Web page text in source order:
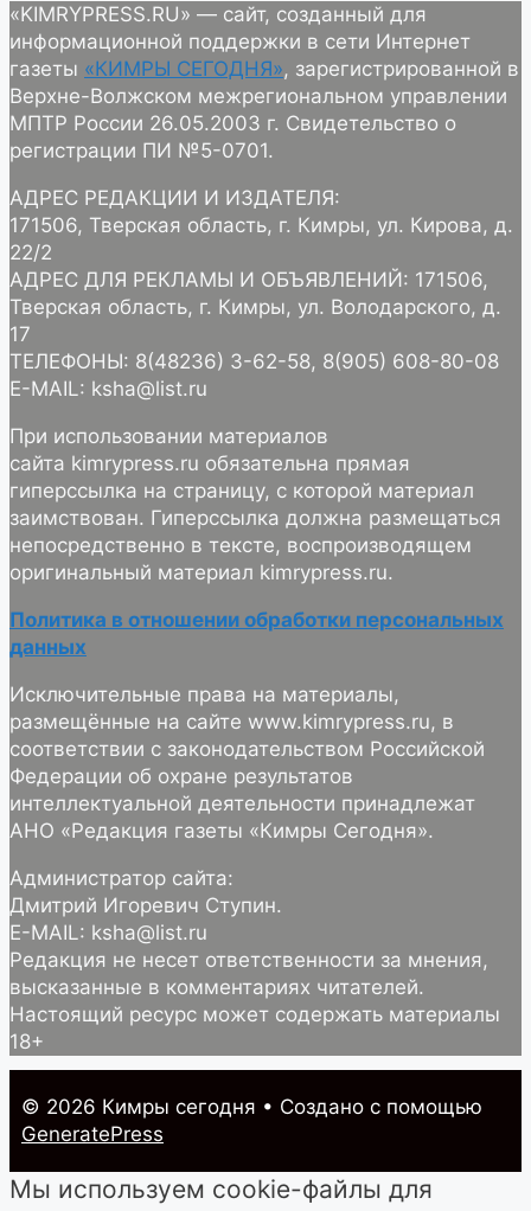
«KIMRYPRESS.RU» — сайт, созданный для
информационной поддержки в сети Интернет
газеты «КИМРЫ СЕГОДНЯ», зарегистрированной в
Верхне-Волжском межрегиональном управлении
МПТР России 26.05.2003 г. Свидетельство о
регистрации ПИ №5-0701.
АДРЕС РЕДАКЦИИ И ИЗДАТЕЛЯ:
171506, Тверская область, г. Кимры, ул. Кирова, д.
22/2
АДРЕС ДЛЯ РЕКЛАМЫ И ОБЪЯВЛЕНИЙ: 171506,
Тверская область, г. Кимры, ул. Володарского, д.
17
ТЕЛЕФОНЫ: 8(48236) 3-62-58, 8(905) 608-80-08
E-MAIL: ksha@list.ru
При использовании материалов
сайта kimrypress.ru обязательна прямая
гиперссылка на страницу, с которой материал
заимствован. Гиперссылка должна размещаться
непосредственно в тексте, воспроизводящем
оригинальный материал kimrypress.ru.
Политика в отношении обработки персональных
данных
Исключительные права на материалы,
размещённые на сайте www.kimrypress.ru, в
соответствии с законодательством Российской
Федерации об охране результатов
интеллектуальной деятельности принадлежат
АНО «Редакция газеты «Кимры Сегодня».
Администратор сайта:
Дмитрий Игоревич Ступин.
E-MAIL: ksha@list.ru
Редакция не несет ответственности за мнения,
высказанные в комментариях читателей.
Настоящий ресурс может содержать материалы
18+
© 2026 Кимры cегодня • Создано с помощью
GeneratePress
Мы используем cookie-файлы для